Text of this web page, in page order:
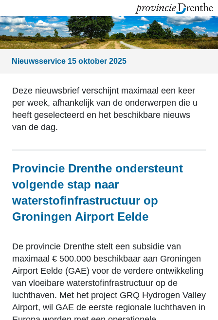
Nieuwsservice 15 oktober 2025
Deze nieuwsbrief verschijnt maximaal een keer
per week, afhankelijk van de onderwerpen die u
heeft geselecteerd en het beschikbare nieuws
van de dag.
Provincie Drenthe ondersteunt
volgende stap naar
waterstofinfrastructuur op
Groningen Airport Eelde
De provincie Drenthe stelt een subsidie van
maximaal € 500.000 beschikbaar aan Groningen
Airport Eelde (GAE) voor de verdere ontwikkeling
van vloeibare waterstofinfrastructuur op de
luchthaven. Met het project GRQ Hydrogen Valley
Airport, wil GAE de eerste regionale luchthaven in